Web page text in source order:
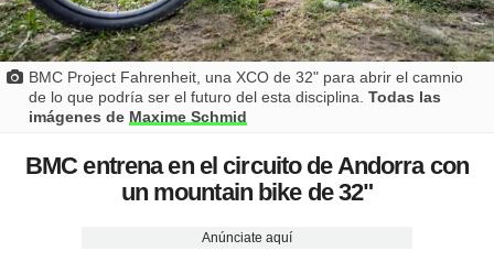
BMC Project Fahrenheit, una XCO de 32" para abrir el camnio
de lo que podría ser el futuro del esta disciplina. Todas las
imágenes de Maxime Schmid
BMC entrena en el circuito de Andorra con
un mountain bike de 32"
Anúnciate aquí